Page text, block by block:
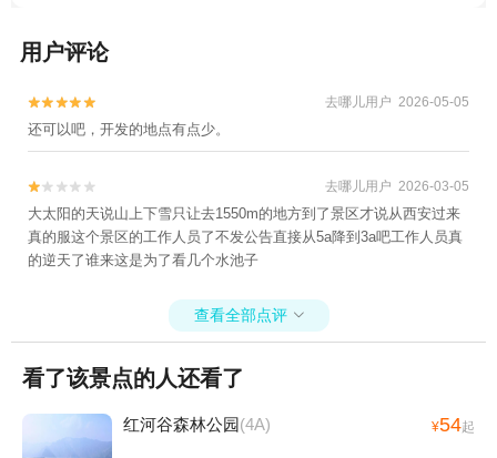
用户评论

 去哪儿用户 2026-05-05
还可以吧，开发的地点有点少。

 去哪儿用户 2026-03-05
大太阳的天说山上下雪只让去1550m的地方到了景区才说从西安过来
真的服这个景区的工作人员了不发公告直接从5a降到3a吧工作人员真
的逆天了谁来这是为了看几个水池子
查看全部点评 
看了该景点的人还看了
红河谷森林公园(4A) ¥54起